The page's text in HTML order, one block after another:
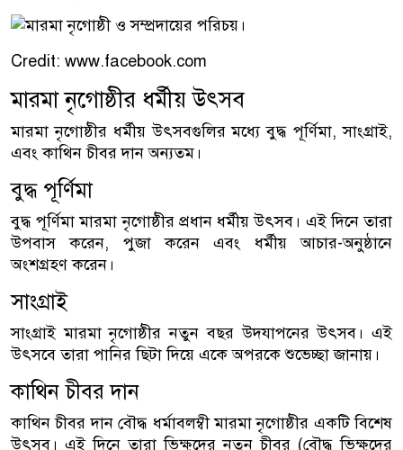
Credit: www.facebook.com
মারমা নৃগোষ্ঠীর ধর্মীয় উৎসব
মারমা নৃগোষ্ঠীর ধর্মীয় উৎসবগুলির মধ্যে বুদ্ধ পূর্ণিমা, সাংগ্রাই,
এবং কাথিন চীবর দান অন্যতম।
বুদ্ধ পূর্ণিমা
বুদ্ধ পূর্ণিমা মারমা নৃগোষ্ঠীর প্রধান ধর্মীয় উৎসব। এই দিনে তারা
উপবাস করেন, পুজা করেন এবং ধর্মীয় আচার-অনুষ্ঠানে
অংশগ্রহণ করেন।
সাংগ্রাই
সাংগ্রাই মারমা নৃগোষ্ঠীর নতুন বছর উদযাপনের উৎসব। এই
উৎসবে তারা পানির ছিটা দিয়ে একে অপরকে শুভেচ্ছা জানায়।
কাথিন চীবর দান
কাথিন চীবর দান বৌদ্ধ ধর্মাবলম্বী মারমা নৃগোষ্ঠীর একটি বিশেষ
উৎসব। এই দিনে তারা ভিক্ষুদের নতুন চীবর (বৌদ্ধ ভিক্ষুদের